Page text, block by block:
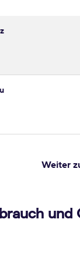
Weiter
und